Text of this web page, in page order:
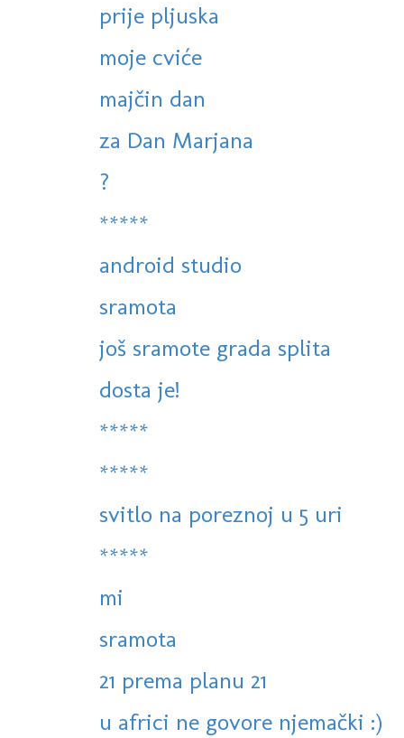
prije pljuska
moje cviće
majčin dan
za Dan Marjana
?
*****
android studio
sramota
još sramote grada splita
dosta je!
*****
*****
svitlo na poreznoj u 5 uri
*****
mi
sramota
21 prema planu 21
u africi ne govore njemački :)